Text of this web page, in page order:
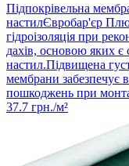
Підпокрівельна
настилЄвробар'єр
гідроізоляція при
дахів, основою яких є
настил.Підвищена
мембрани забезпечує
пошкоджень при
37.7 грн./м²